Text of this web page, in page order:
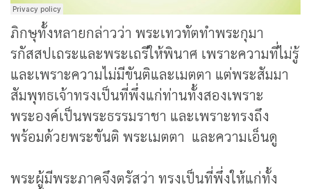
ภิกษุทั้งหลายกล่าวว่า พระเทวทัตทำพระกุมา
รกัสสปเถระและพระเถรีให้พินาศ เพราะความที่ไม่รู้
และเพราะความไม่มีขันติและเมตตา แต่พระสัมมา
สัมพุทธเจ้าทรงเป็นที่พึ่งแก่ท่านทั้งสองเพราะ
พระองค์เป็นพระธรรมราชา และเพราะทรงถึง
พร้อมด้วยพระขันติ พระเมตตา และความเอ็นดู
พระผู้มีพระภาคจึงตรัสว่า ทรงเป็นที่พึ่งให้แก่ทั้ง